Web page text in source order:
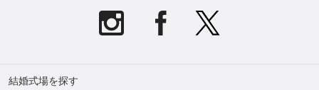
結婚式場を探す